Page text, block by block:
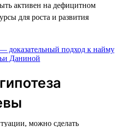
активен на дефицитном
для роста и развития
можно сделать